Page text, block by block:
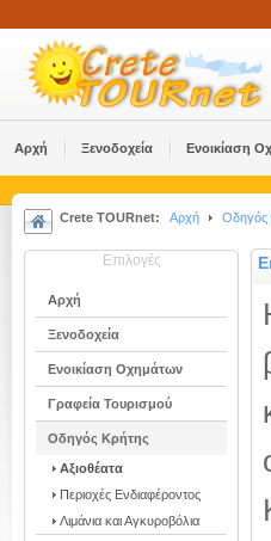
Αρχή Ξενοδοχεία Ενοικίαση
Crete TOURnet: Αρχή Οδηγός
Επιλογές
Αρχή
Ξενοδοχεία
Ενοικίαση Οχημάτων
Γραφεία Τουρισμού
Οδηγός Κρήτης
Αξιοθέατα
Περιοχές Ενδιαφέροντος
Λιμάνια και Αγκυροβόλια